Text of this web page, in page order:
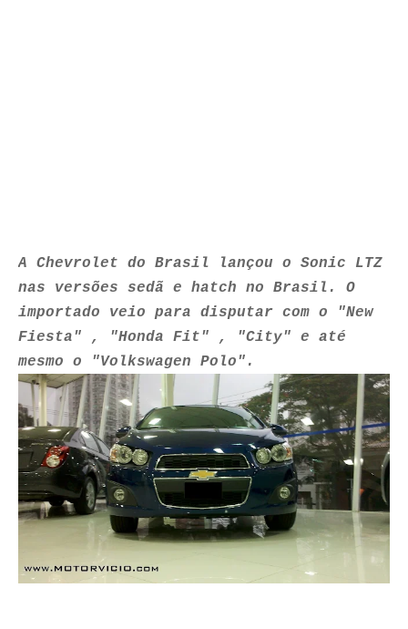
A Chevrolet do Brasil lançou o Sonic LTZ
nas versões sedã e hatch no Brasil. O
importado veio para disputar com o "New
Fiesta" , "Honda Fit" , "City" e até
mesmo o "Volkswagen Polo".